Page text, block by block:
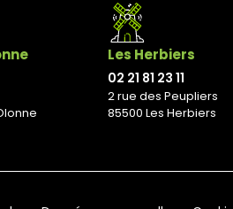
Les Herbiers
02 21 81 23 11
2 rue des Peupliers
85500 Les Herbiers